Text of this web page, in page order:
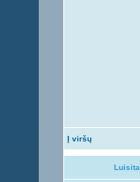
Į viršų
Luisita